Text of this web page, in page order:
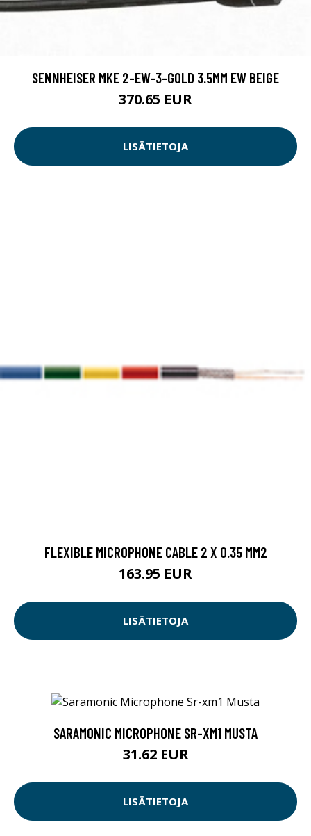
SENNHEISER MKE 2-EW-3-GOLD 3.5MM EW BEIGE
370.65 EUR
LISÄTIETOJA
FLEXIBLE MICROPHONE CABLE 2 X 0.35 MM2
163.95 EUR
LISÄTIETOJA
SARAMONIC MICROPHONE SR-XM1 MUSTA
31.62 EUR
LISÄTIETOJA